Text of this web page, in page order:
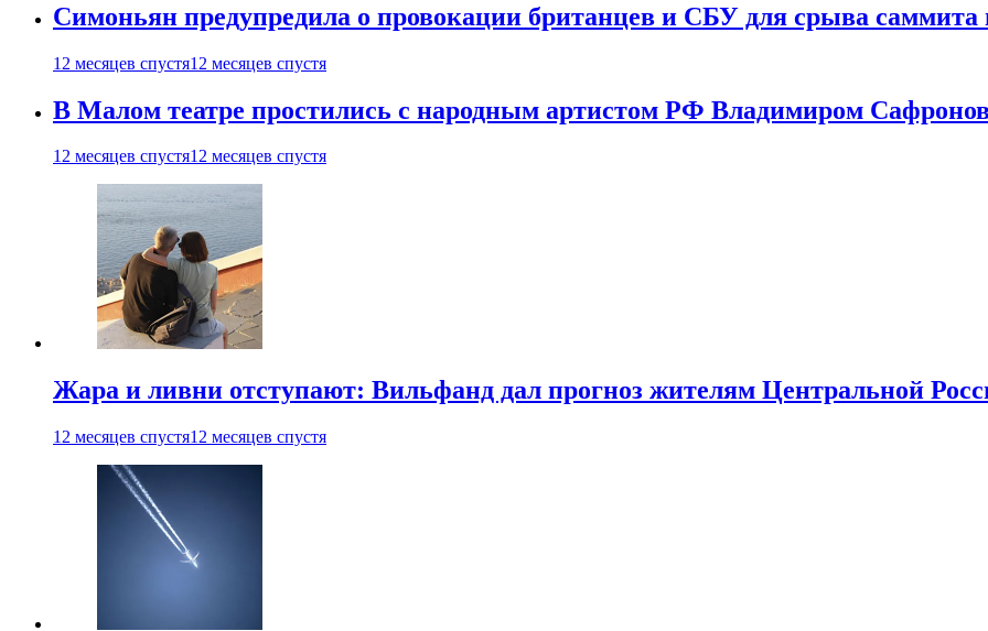
Симоньян предупредила о провокации британцев и СБУ для срыва саммита
12 месяцев спустя12 месяцев спустя
В Малом театре простились с народным артистом РФ Владимиром
12 месяцев спустя12 месяцев спустя
Жара и ливни отступают: Вильфанд дал прогноз жителям Центральной
12 месяцев спустя12 месяцев спустя